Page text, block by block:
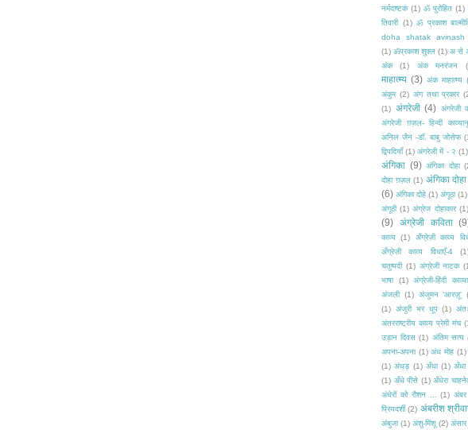
नर्मदाष्टकं (1) ॐ पुरोहित (1)
तिवारी (1) ॐ प्रकाश
doha shatak avinash
(1) ॐप्रकाश शुक्ल (1) अ से अं
अंक
(1) अंक मनरंजन
माहात्म्य (3) अंक माहात्म्य
अंकुर (2) अंग तथा प्रकार
(1) अंगरेजी (4) अंगरेजी
अंगरेजी ग़ज़ल- हिन्दी
अनिल जैन -डॉ. बाबु जोसेफ
द्विपदियाँ (1) अंगरेजी में - २ (1)
अंगिका (9) अंगिका दोहा
दोहा ग़ज़ल (1) अंगिका
(6) अंगिका दोहे (1) अंगूठा (1)
अंगूठी (1) अंग्रेज दोहाकार (1)
(9)
अंग्रेजी कविता
काव्य (1) अँग्रेज़ी काव्य
अँग्रेज़ी काव्य विधाएँ-4
चतुष्पदी (1) अंग्रेजी नाटक
भाषा
(1) अंग्रेजी-हिंदी
अंजली (1) अंजुमन 'आरज़ू'
(1) अंजुरी भर धूप (1)
अंतरराष्ट्रीय काव्य प्रेमी मंच
उड़ान दिवस (1) अंतिम सत्य
अपना-अपना (1) अंध मोह (1)
(1) अंधड़ (1) अँधा (1) अँधा
(1) अँधे पीसे (1) अँधेरा
अंधेरों को रौशन ...
(1) अंबर
प्रियदर्शी (2) अंबरीश
अंबुजा (1) अंशु-मिंशू (2) अंसार